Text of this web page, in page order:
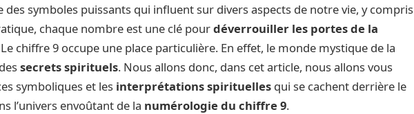
des symboles puissants qui influent sur divers aspects de notre vie, y compris
chaque nombre est une clé pourdéverrouiller les portes de la
chiffre 9 occupe une place particulière. En effet, le monde mystique de la
secrets spirituels. Nous allons donc, dans cet article, nous allons vous
symboliques et les interprétations spirituelles qui se cachent derrière le
l’univers envoûtant de la numérologie du chiffre 9.